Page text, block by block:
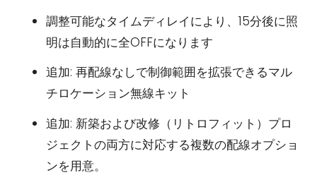
調整可能なタイムディレイにより、15分後に照
明は自動的に全OFFになります
追加: 再配線なしで制御範囲を拡張できるマル
チロケーション無線キット
追加: 新築および改修（リトロフィット）プロ
ジェクトの両方に対応する複数の配線オプショ
ンを用意。